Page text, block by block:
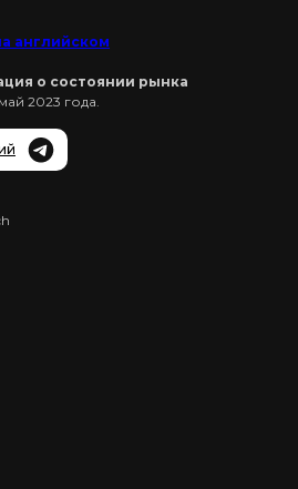
английском
о состоянии рынка
2023 года.